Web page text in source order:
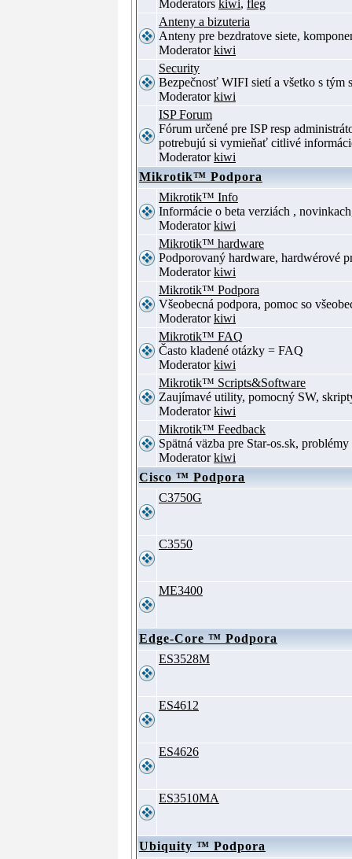
Moderators kiwi, fleg
Anteny a bizuteria
Anteny pre bezdratove siete,
Moderatorkiwi
Security
Bezpečnosť WIFI sietí a všetko s tým
Moderatorkiwi
ISP Forum
Fórum určené pre ISP resp
potrebujú si vymieňať citlivé
Moderatorkiwi
Mikrotik™ Podpora
Mikrotik™ Info
Informácie o beta verziách ,
Moderatorkiwi
Mikrotik™ hardware
Podporovaný hardware, hardwérové
Moderatorkiwi
Mikrotik™ Podpora
Všeobecná podpora, pomoc so
Moderatorkiwi
Mikrotik™ FAQ
Často kladené otázky = FAQ
Moderatorkiwi
Mikrotik™ Scripts&Software
Zaujímavé utility, pomocný SW,
Moderatorkiwi
Mikrotik™ Feedback
Spätná väzba pre Star-os.sk,
Moderatorkiwi
Cisco ™ Podpora
C3750G
C3550
ME3400
Edge-Core ™ Podpora
ES3528M
ES4612
ES4626
ES3510MA
Ubiquity ™ Podpora